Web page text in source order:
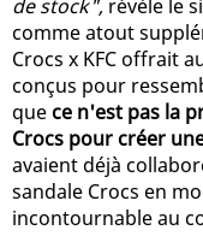
de stock", révèle le
comme atout
Crocs x KFC offrait
conçus pour
que ce n'est pas la
Crocs pour créer
avaient déjà
sandale Crocs en
incontournable au